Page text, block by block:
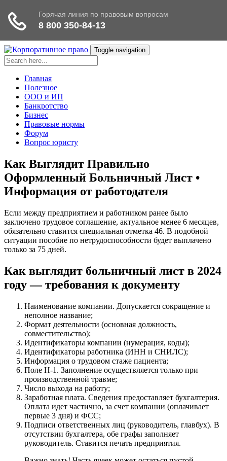
Toggle navigation
Главная
Полезное
ООО и ИП
Банкротство
Бизнес
Правовые нормы
Форум
Вопрос юристу
Как Выглядит Правильно
Оформленный Больничный Лист •
Информация от работодателя
Если между предприятием и работником ранее было
заключено трудовое соглашение, актуальное менее 6 месяцев,
обязательно ставится специальная отметка 46. В подобной
ситуации пособие по нетрудоспособности будет выплачено
только за 75 дней.
Как выглядит больничный лист в 2024
году — требования к документу
Наименование компании. Допускается сокращение и
неполное название;
Формат деятельности (основная должность,
совместительство);
Идентификаторы компании (нумерация, коды);
Идентификаторы работника (ИНН и СНИЛС);
Информация о трудовом стаже пациента;
Поле Н-1. Заполнение осуществляется только при
производственной травме;
Число выхода на работу;
Заработная плата. Сведения предоставляет бухгалтерия.
Оплата идет частично, за счет компании (оплачивает
первые 3 дня) и ФСС;
Подписи ответственных лиц (руководитель, главбух). В
отсутствии бухгалтера, обе графы заполняет
руководитель. Ставится печать предприятия.